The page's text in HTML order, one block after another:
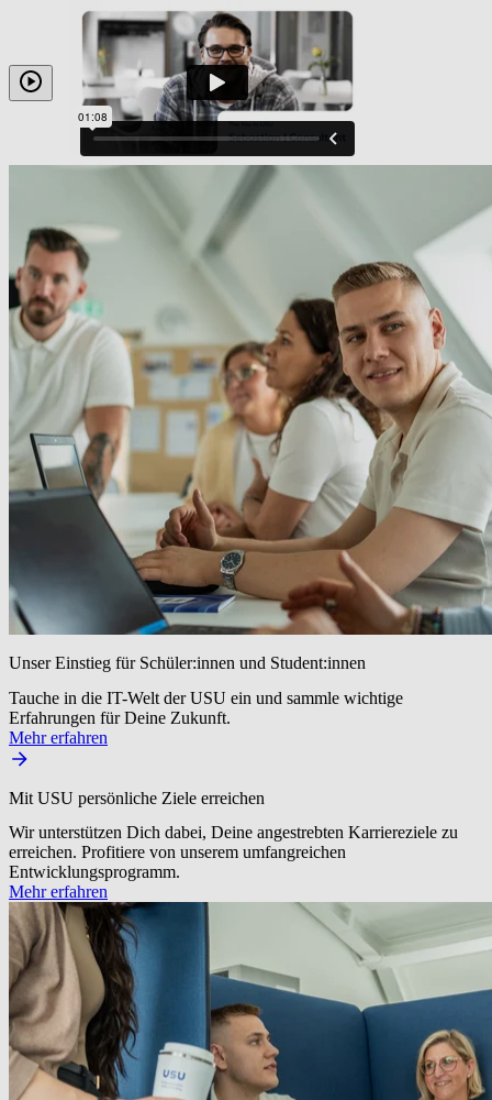
Unser Einstieg für Schüler:innen und Student:innen
Tauche in die IT-Welt der USU ein und sammle wichtige
Erfahrungen für Deine Zukunft.
Mehr erfahren
Mit USU persönliche Ziele erreichen
Wir unterstützen Dich dabei, Deine angestrebten Karriereziele zu
erreichen. Profitiere von unserem umfangreichen
Entwicklungsprogramm.
Mehr erfahren